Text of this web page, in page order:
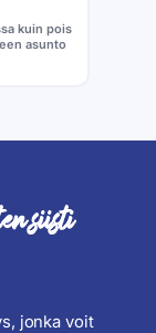
kuin pois
asunto
siisti
jonka voit